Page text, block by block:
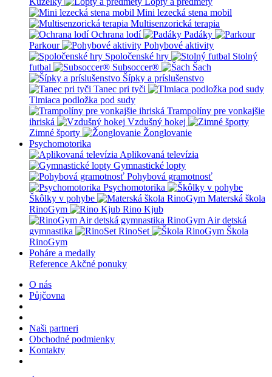
Mini lezecká stena mobil
Multisenzorická terapia
Ochrana lodí
Padáky
Parkour
Pohybové aktivity
Spoločenské hry
Stolný
futbal
Subsoccer®
Šach
Šípky a príslušenstvo
Tanec pri tyči
Tlmiaca podložka pod sudy
Trampolíny pre vonkajšie
ihriská
Vzdušný hokej
Zimné športy
Žonglovanie
Psychomotorika
Aplikovaná televízia
Gymnastické lopty
Pohybová gramotnosť
Psychomotorika
Škôlky v pohybe
Materská škola
RinoGym
Rino Kjub
RinoGym Air detská
gymnastika
RinoSet
Škola
RinoGym
Poháre a medaily
Reference Akčné ponuky
O nás
Půjčovna
Naši partneri
Obchodné podmienky
Kontakty